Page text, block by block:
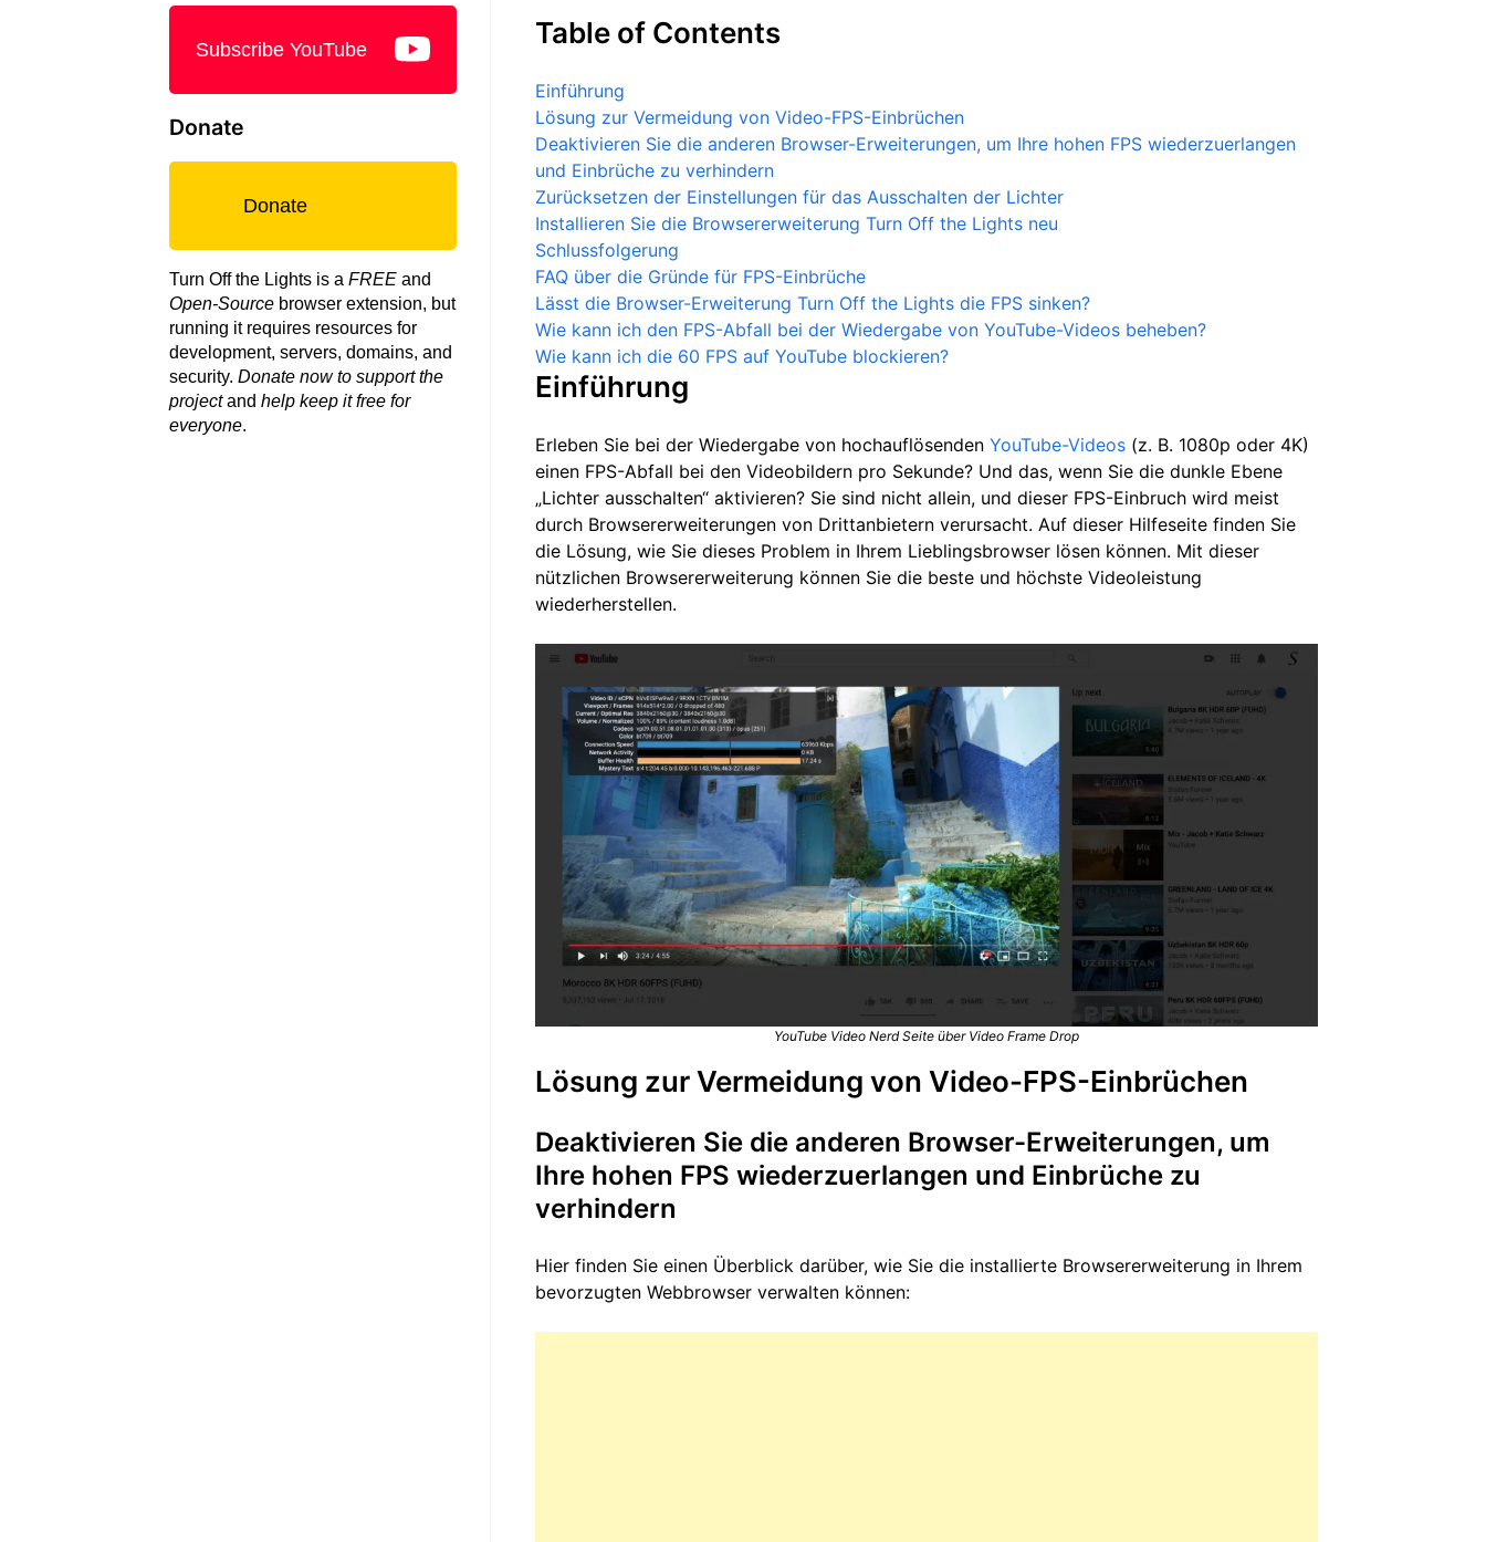
Table of Contents
Einführung
Lösung zur Vermeidung von Video-FPS-Einbrüchen
Deaktivieren Sie die anderen Browser-Erweiterungen, um Ihre hohen FPS wiederzuerlangen
und Einbrüche zu verhindern
Zurücksetzen der Einstellungen für das Ausschalten der Lichter
Installieren Sie die Browsererweiterung Turn Off the Lights neu
Schlussfolgerung
FAQ über die Gründe für FPS-Einbrüche
Lässt die Browser-Erweiterung Turn Off the Lights die FPS sinken?
Wie kann ich den FPS-Abfall bei der Wiedergabe von YouTube-Videos beheben?
Wie kann ich die 60 FPS auf YouTube blockieren?
Einführung
Erleben Sie bei der Wiedergabe von hochauflösendenYouTube-Videos (z. B. 1080p oder 4K)
einen FPS-Abfall bei den Videobildern pro Sekunde? Und das, wenn Sie die dunkle Ebene
„Lichter ausschalten“ aktivieren? Sie sind nicht allein, und dieser FPS-Einbruch wird meist
durch Browsererweiterungen von Drittanbietern verursacht. Auf dieser Hilfeseite finden Sie
die Lösung, wie Sie dieses Problem in Ihrem Lieblingsbrowser lösen können. Mit dieser
nützlichen Browsererweiterung können Sie die beste und höchste Videoleistung
wiederherstellen.
YouTube Video Nerd Seite über Video Frame Drop
Lösung zur Vermeidung von Video-FPS-Einbrüchen
Deaktivieren Sie die anderen Browser-Erweiterungen, um
Ihre hohen FPS wiederzuerlangen und Einbrüche zu
verhindern
Hier finden Sie einen Überblick darüber, wie Sie die installierte Browsererweiterung in Ihrem
bevorzugten Webbrowser verwalten können:
Subscribe YouTube
Donate
Donate
Turn Off the Lights is a FREE and
Open-Source browser extension, but
running it requires resources for
development, servers, domains, and
security. Donate now to support the
projectand help keep it free for
everyone.